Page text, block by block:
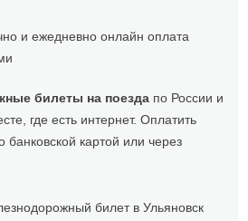
и ежедневно онлайн оплата
билеты на поезда по России и
где есть интернет. Оплатить
банковской картой или через
билет в Ульяновск